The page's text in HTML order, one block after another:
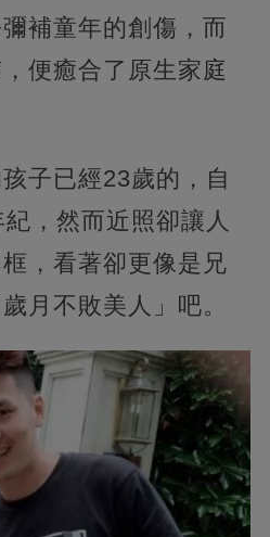
補童年的創傷，而
便癒合了原生家庭
子已經23歲的，自
，然而近照卻讓人
，看著卻更像是兄
月不敗美人」吧。